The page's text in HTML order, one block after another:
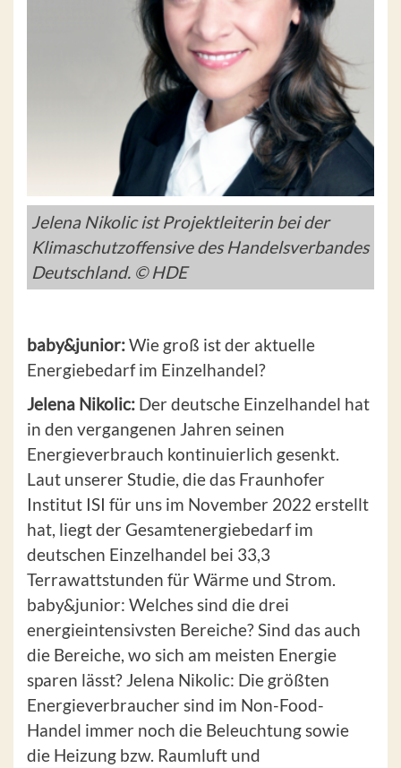
Jelena Nikolic ist Projektleiterin bei der
Klimaschutzoffensive des Handelsverbandes
Deutschland. © HDE
baby&junior:Wie groß ist der aktuelle
Energiebedarf im Einzelhandel?
Jelena Nikolic: Der deutsche Einzelhandel hat
in den vergangenen Jahren seinen
Energieverbrauch kontinuierlich gesenkt.
Laut unserer Studie, die das Fraunhofer
Institut ISI für uns im November 2022 erstellt
hat, liegt der Gesamtenergiebedarf im
deutschen Einzelhandel bei 33,3
Terrawattstunden für Wärme und Strom.
baby&junior: Welches sind die drei
energieintensivsten Bereiche? Sind das auch
die Bereiche, wo sich am meisten Energie
sparen lässt? Jelena Nikolic: Die größten
Energieverbraucher sind im Non-Food-
Handel immer noch die Beleuchtung sowie
die Heizung bzw. Raumluft und